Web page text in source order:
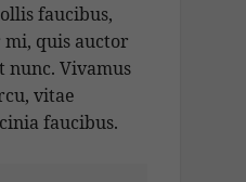
faucibus,
quis auctor
nunc. Vivamus
vitae
faucibus.